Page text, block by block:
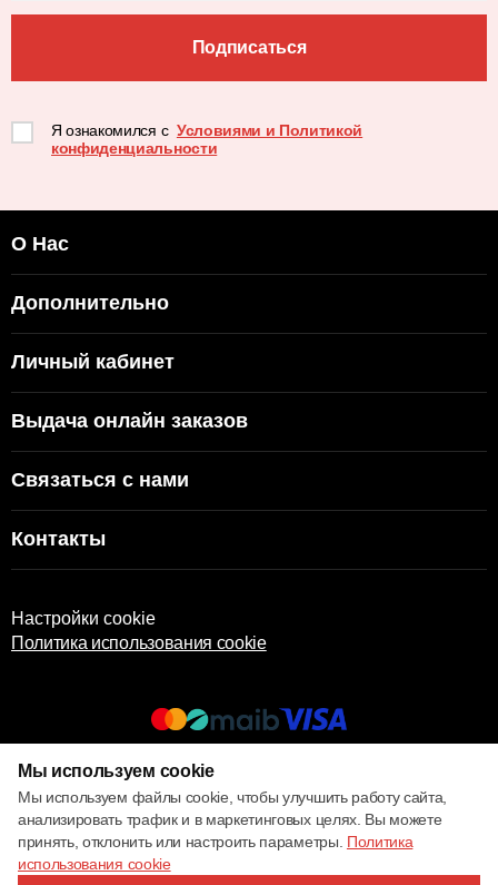
Подписаться
Я ознакомился с Условиями и Политикой
конфиденциальности
О Нас
Дополнительно
Личный кабинет
Выдача онлайн заказов
Связаться с нами
Контакты
Настройки cookie
Политика использования cookie
© 2017 – 2026 ECOM
Мы используем cookie
Мы используем файлы cookie, чтобы улучшить работу сайта,
анализировать трафик и в маркетинговых целях. Вы можете
принять, отклонить или настроить параметры. Политика
использования cookie